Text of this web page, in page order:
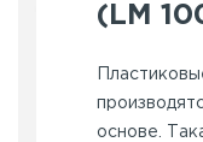
(LM
основе.